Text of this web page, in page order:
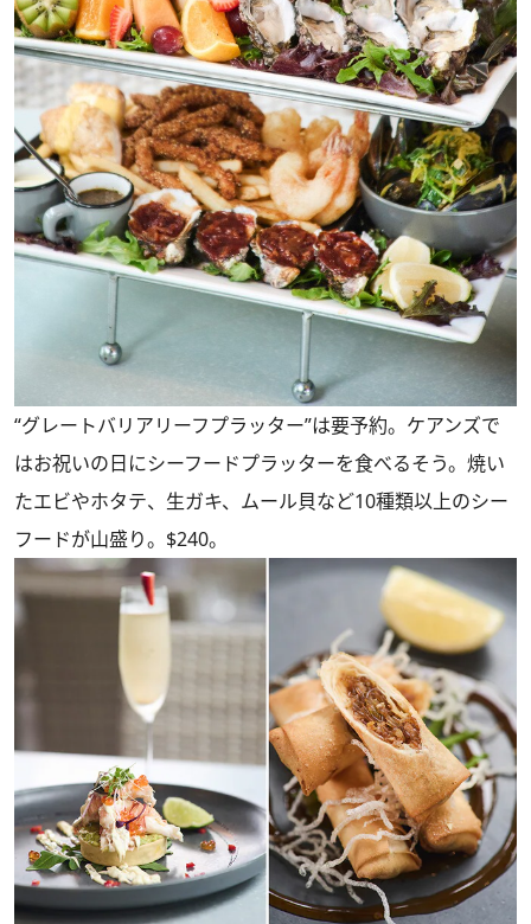
“グレートバリアリーフプラッター”は要予約。ケアンズで
はお祝いの日にシーフードプラッターを食べるそう。焼い
たエビやホタテ、生ガキ、ムール貝など10種類以上のシー
フードが山盛り。$240。